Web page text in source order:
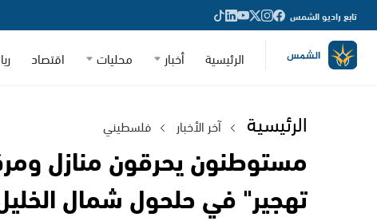
تابع راديو الشمس
الرئيسية أخبار محليات اقتصاد
الرئيسية آخر الأخبار فلسطيني
مستوطنون يحرقون منازل
تهجير" في حلحول شمال